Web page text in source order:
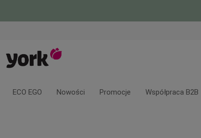
ECO EGO Nowości Promocje Współpraca B2B